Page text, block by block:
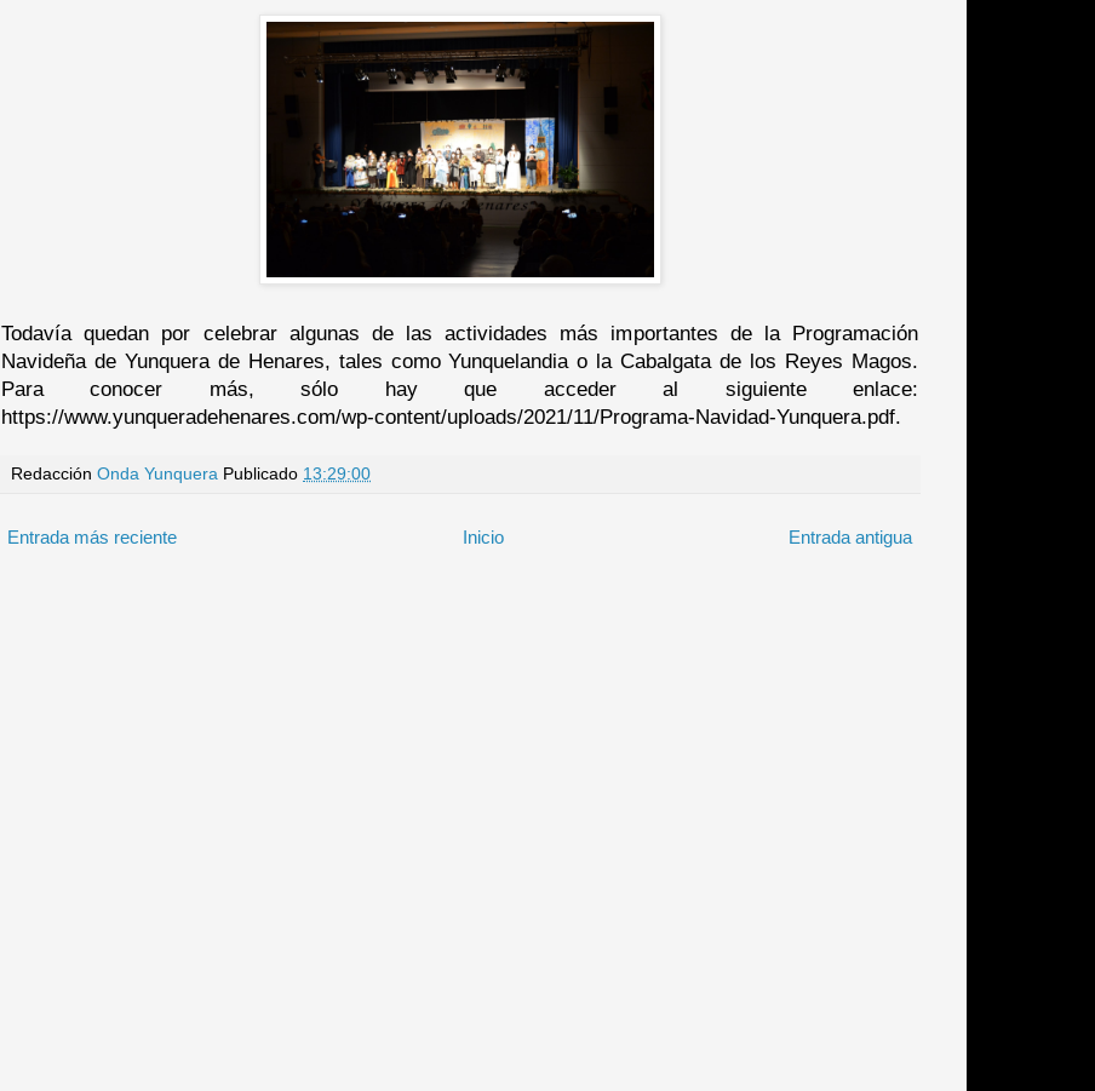
Todavía quedan por celebrar algunas de las actividades más importantes de la Programación
Navideña de Yunquera de Henares, tales como Yunquelandia o la Cabalgata de los Reyes Magos.
Para conocer más, sólo hay que acceder al siguiente enlace:
https://www.yunqueradehenares.com/wp-content/uploads/2021/11/Programa-Navidad-Yunquera.pdf.
Redacción Onda Yunquera Publicado 13:29:00
Entrada más reciente Entrada antigua
Inicio